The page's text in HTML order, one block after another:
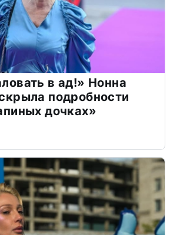
в ад!» Нонна
подробности
дочках»